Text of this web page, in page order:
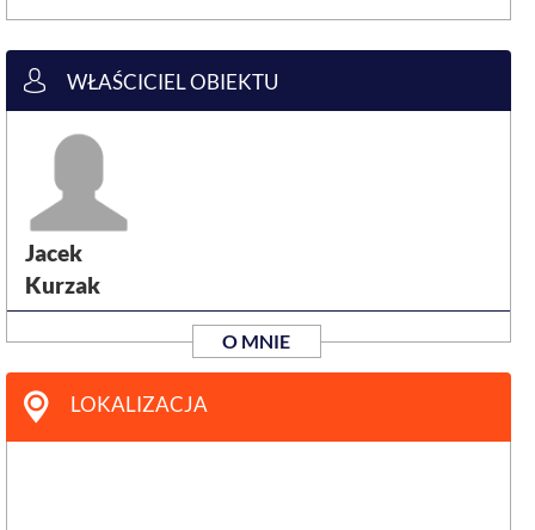
WŁAŚCICIEL OBIEKTU
Jacek
Kurzak
O MNIE
LOKALIZACJA